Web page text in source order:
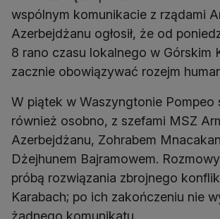
wspólnym komunikacie z rządami
Azerbejdżanu ogłosił, że od
8 rano czasu lokalnego w Górskim
zacznie obowiązywać rozejm
W piątek w Waszyngtonie Pompeo
również osobno, z szefami MSZ
Azerbejdżanu, Zohrabem
Dżejhunem Bajramowem.
próbą rozwiązania zbrojnego
Karabach; po ich zakończeniu nie
żadnego komunikatu.